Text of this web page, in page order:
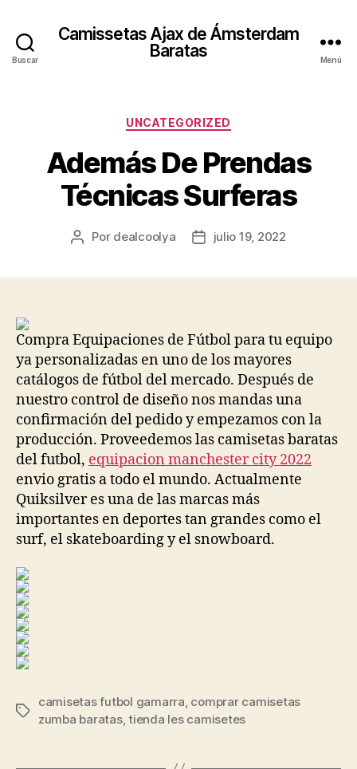
Buscar
Camissetas Ajax de Ámsterdam
Baratas
Menú
Categorías
UNCATEGORIZED
Además De Prendas
Técnicas Surferas
Autor
Por dealcoolya
Fechajulio 19, 2022
Compra Equipaciones de Fútbol para tu equipo
ya personalizadas en uno de los mayores
catálogos de fútbol del mercado. Después de
nuestro control de diseño nos mandas una
confirmación del pedido y empezamos con la
producción. Proveedemos las camisetas baratas
del futbol, equipacion manchester city 2022
envio gratis a todo el mundo. Actualmente
Quiksilver es una de las marcas más
importantes en deportes tan grandes como el
surf, el skateboarding y el snowboard.
Etiquetas
camisetas futbol gamarra, comprar camisetas
zumba baratas,tienda les camisetes